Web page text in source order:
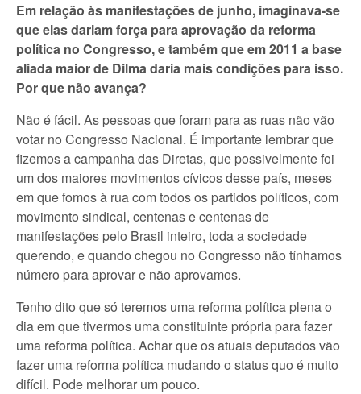
Em relação às manifestações de junho, imaginava-se
que elas dariam força para aprovação da reforma
política no Congresso, e também que em 2011 a base
aliada maior de Dilma daria mais condições para isso.
Por que não avança?
Não é fácil. As pessoas que foram para as ruas não vão
votar no Congresso Nacional. É importante lembrar que
fizemos a campanha das Diretas, que possivelmente foi
um dos maiores movimentos cívicos desse país, meses
em que fomos à rua com todos os partidos políticos, com
movimento sindical, centenas e centenas de
manifestações pelo Brasil inteiro, toda a sociedade
querendo, e quando chegou no Congresso não tínhamos
número para aprovar e não aprovamos.
Tenho dito que só teremos uma reforma política plena o
dia em que tivermos uma constituinte própria para fazer
uma reforma política. Achar que os atuais deputados vão
fazer uma reforma política mudando o status quo é muito
difícil. Pode melhorar um pouco.